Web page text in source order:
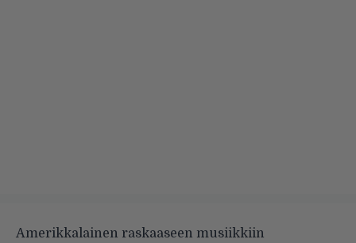
Amerikkalainen raskaaseen musiikkiin